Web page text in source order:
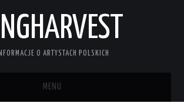
INFORMACJE O ARTYSTACH POLSKICH
MENU